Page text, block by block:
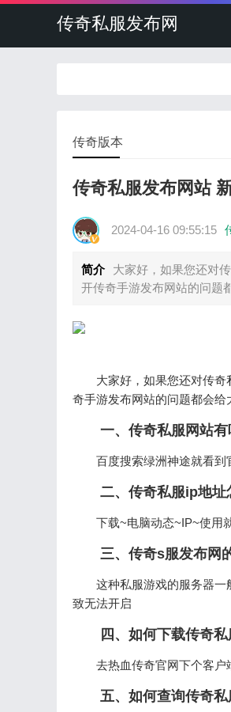
传奇私服发布网
传奇版本
传奇私服发布网站
2024-04-16 09:55:15
简介
大家好，如果您还对
开传奇手游发布网站的问题
大家好，如果您还对传
奇手游发布网站的问题都会给
一、传奇私服网站
百度搜索绿洲神途就看到
二、传奇私服ip地址
下载~电脑动态~IP~使用
三、传奇s服发布网
这种私服游戏的服务器
致无法开启
四、如何下载传奇私
去热血传奇官网下个客户
五、如何查询传奇